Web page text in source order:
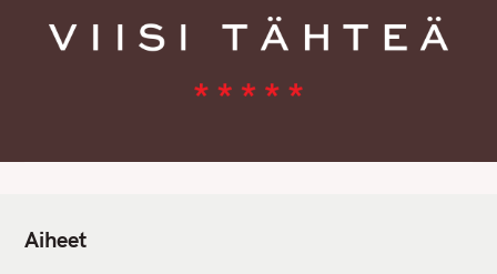
Aiheet